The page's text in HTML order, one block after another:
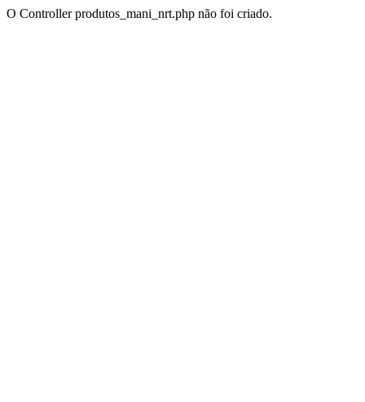
O Controller produtos_mani_nrt.php não foi criado.